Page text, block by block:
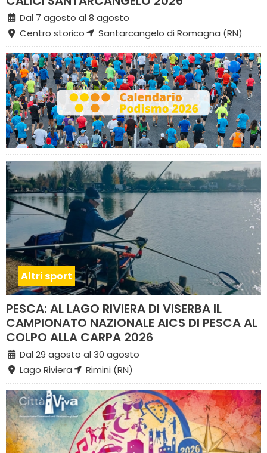
Dal 7 agosto al 8 agosto
Centro storico
Santarcangelo di Romagna (RN)
Altri sport
PESCA: AL LAGO RIVIERA DI VISERBA IL
CAMPIONATO NAZIONALE AICS DI PESCA AL
COLPO ALLA CARPA 2026
Dal 29 agosto al 30 agosto
Lago Riviera
Rimini (RN)